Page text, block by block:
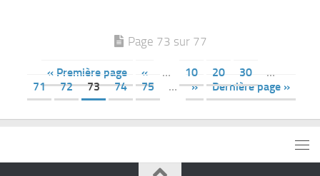
Page 73 sur 77
« Première page « … 10 20 30
…
71
72 73 74 75 … » Dernière page »